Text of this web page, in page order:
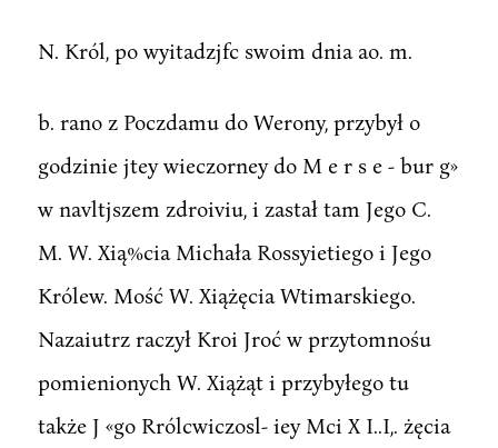
N. Król, po wyitadzjfc swoim dnia ao. m.
b. rano z Poczdamu do Werony, przybył o
godzinie jtey wieczorney do M e r s e - bur g»
w navltjszem zdroiviu, i zastał tam Jego C.
M. W. Xią%cia Michała Rossyietiego i Jego
Królew. Mość W. Xiążęcia Wtimarskiego.
Nazaiutrz raczył Kroi Jroć w przytomnośu
pomienionych W. Xiążąt i przybyłego tu
także J «go Rrólcwiczosl- iey Mci X I..I,. żęcia